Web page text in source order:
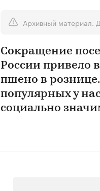
Архивный материал.
Сокращение
России привело
пшено в
популярных у
социально